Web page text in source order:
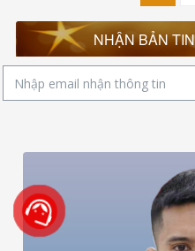
NHẬN BẢN